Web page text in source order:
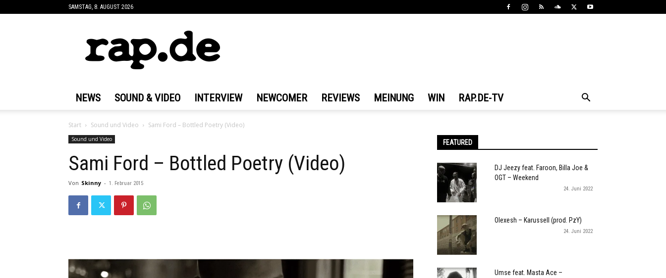
SAMSTAG, 8. AUGUST 2026
NEWS SOUND & VIDEO INTERVIEW NEWCOMER REVIEWS MEINUNG WIN RAP.DE-TV
Start Sound und Video Sami Ford – Bottled Poetry (Video)
Sound und Video
Sami Ford – Bottled Poetry (Video)
Von Skinny - 1. Februar 2015
FEATURED
DJ Jeezy feat. Faroon, Billa Joe &
OGT – Weekend
24. Juni 2022
Olexesh – Karussell (prod. PzY)
24. Juni 2022
Umse feat. Masta Ace –